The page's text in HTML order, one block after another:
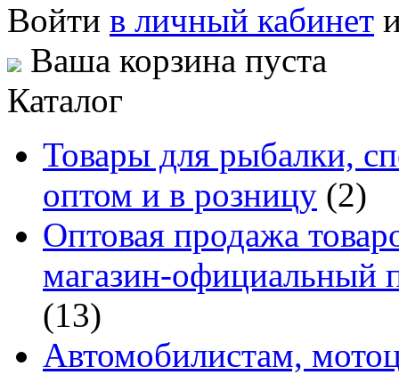
Войти в личный кабинет
Ваша корзина пуста
Каталог
Товары для рыбалки,
оптом и в розницу (2)
Оптовая продажа
магазин-официальный
(13)
Автомобилистам,